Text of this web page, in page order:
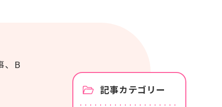
、B
記事カテゴリー